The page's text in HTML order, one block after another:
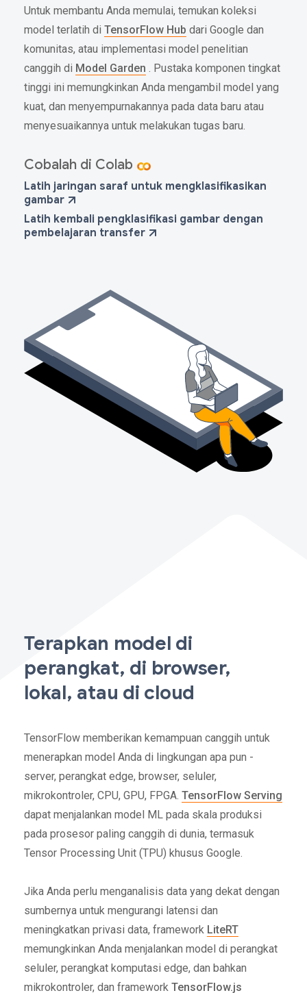
Untuk membantu Anda memulai, temukan koleksi
model terlatih di TensorFlow Hub dari Google dan
komunitas, atau implementasi model penelitian
canggih di Model Garden . Pustaka komponen tingkat
tinggi ini memungkinkan Anda mengambil model yang
kuat, dan menyempurnakannya pada data baru atau
menyesuaikannya untuk melakukan tugas baru.
Cobalah di Colab
Latih jaringan saraf untuk mengklasifikasikan
gambar
Latih kembali pengklasifikasi gambar dengan
pembelajaran transfer
Terapkan model di
perangkat, di browser,
lokal, atau di cloud
TensorFlow memberikan kemampuan canggih untuk
menerapkan model Anda di lingkungan apa pun -
server, perangkat edge, browser, seluler,
mikrokontroler, CPU, GPU, FPGA. TensorFlow Serving
dapat menjalankan model ML pada skala produksi
pada prosesor paling canggih di dunia, termasuk
Tensor Processing Unit (TPU) khusus Google.
Jika Anda perlu menganalisis data yang dekat dengan
sumbernya untuk mengurangi latensi dan
meningkatkan privasi data, framework LiteRT
memungkinkan Anda menjalankan model di perangkat
seluler, perangkat komputasi edge, dan bahkan
mikrokontroler, dan framework TensorFlow.js